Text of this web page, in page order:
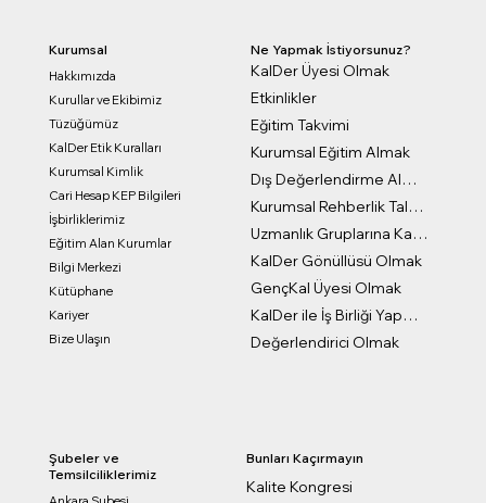
Kurumsal
Hakkımızda
Kurullar ve Ekibimiz
Tüzüğümüz
KalDer Etik Kuralları
Kurumsal Kimlik
Cari Hesap KEP Bilgileri
İşbirliklerimiz
Eğitim Alan Kurumlar
Bilgi Merkezi
Kütüphane
Kariyer
Bize Ulaşın
Bunları Kaçırmayın
Kalite Kongresi
Şubeler ve
Temsilciliklerimiz
Ne Yapmak İstiyorsunuz?
KalDer Üyesi Olmak
Etkinlikler
Eğitim Takvimi
Kurumsal Eğitim Almak
Dış Değerlendirme Almak
Kurumsal Rehberlik Talep Formu
Uzmanlık Gruplarına Katılmak
KalDer Gönüllüsü Olmak
GençKal Üyesi Olmak
KalDer ile İş Birliği Yapmak
Değerlendirici Olmak